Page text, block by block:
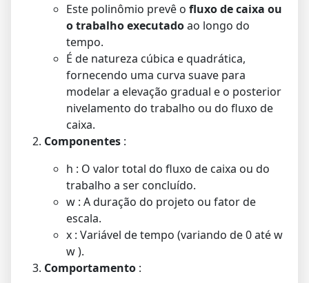
Este polinômio prevê o fluxo de caixa ou
o trabalho executadoao longo do
tempo.
É de natureza cúbica e quadrática,
fornecendo uma curva suave para
modelar a elevação gradual e o posterior
nivelamento do trabalho ou do fluxo de
caixa.
Componentes :
h : O valor total do fluxo de caixa ou do
trabalho a ser concluído.
w : A duração do projeto ou fator de
escala.
x : Variável de tempo (variando de 0 atéw
w).
Comportamento :